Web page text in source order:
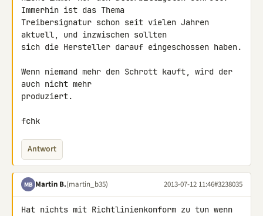
Immerhin ist das Thema
Treibersignatur schon seit vielen Jahren
aktuell, und inzwischen sollten
sich die Hersteller darauf eingeschossen haben.
Wenn niemand mehr den Schrott kauft, wird der
auch nicht mehr
produziert.
fchk
Antwort
MB Martin B.(martin_b35) 2013-07-12 11:46#3238035
Hat nichts mit Richtlinienkonform zu tun wenn